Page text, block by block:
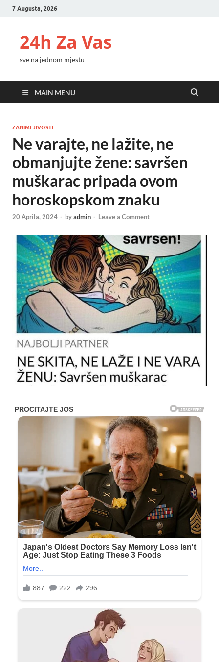
7 Augusta, 2026
24h Za Vas
sve na jednom mjestu
MAIN MENU
ZANIMLJIVOSTI
Ne varajte, ne lažite, ne
obmanjujte žene: savršen
muškarac pripada ovom
horoskopskom znaku
20 Aprila, 2024 - byadmin - Leave a Comment